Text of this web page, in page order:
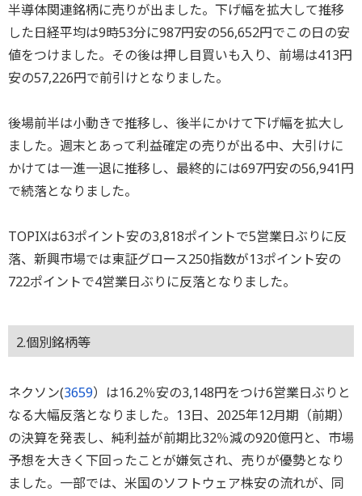
半導体関連銘柄に売りが出ました。下げ幅を拡大して推移
した日経平均は9時53分に987円安の56,652円でこの日の安
値をつけました。その後は押し目買いも入り、前場は413円
安の57,226円で前引けとなりました。
後場前半は小動きで推移し、後半にかけて下げ幅を拡大し
ました。週末とあって利益確定の売りが出る中、大引けに
かけては一進一退に推移し、最終的には697円安の56,941円
で続落となりました。
TOPIXは63ポイント安の3,818ポイントで5営業日ぶりに反
落、新興市場では東証グロース250指数が13ポイント安の
722ポイントで4営業日ぶりに反落となりました。
2.個別銘柄等
ネクソン(3659）は16.2％安の3,148円をつけ6営業日ぶりと
なる大幅反落となりました。13日、2025年12月期（前期）
の決算を発表し、純利益が前期比32％減の920億円と、市場
予想を大きく下回ったことが嫌気され、売りが優勢となり
ました。一部では、米国のソフトウェア株安の流れが、同